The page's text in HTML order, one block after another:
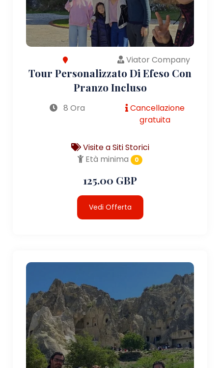
Viator Company
Tour Personalizzato Di Efeso Con
Pranzo Incluso
8 Ora
Cancellazione
gratuita
Visite a Siti Storici
Età minima
0
125.00 GBP
Vedi Offerta